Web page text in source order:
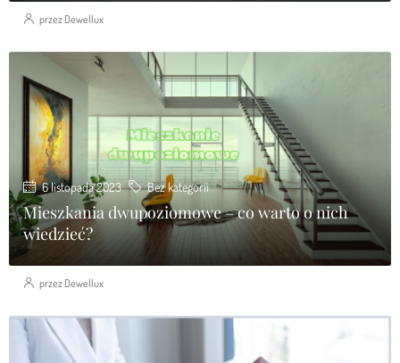
przez Dewellux
6 listopada 2023 Bez kategorii
Mieszkania dwupoziomowe – co warto o nich
wiedzieć?
przez Dewellux